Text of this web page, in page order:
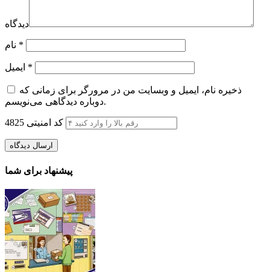
دیدگاه
*
*
ذخیره نام، ایمیل و وبسایت من در مرورگر برای زمانی که
دوباره دیدگاهی می‌نویسم.
کد امنیتی 4825
پیشنهاد برای شما